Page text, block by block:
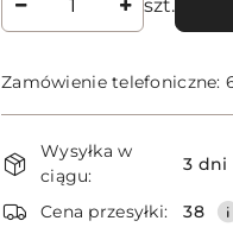
szt.
Zamówienie telefoniczne:
Dostępność
i
dostawa
Wysyłka w
ciągu:
3 dni
Cena przesyłki: 38